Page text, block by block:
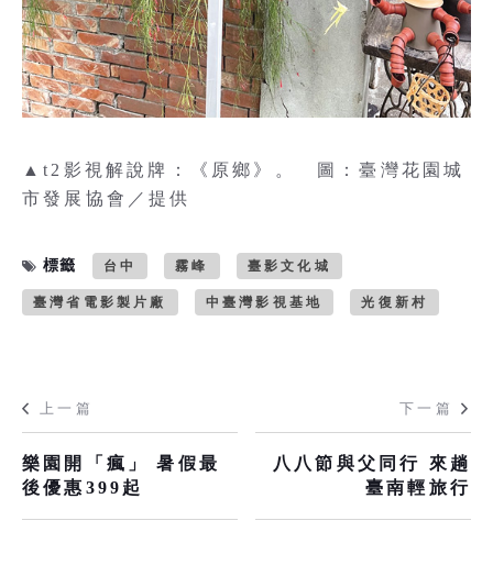
▲t2影視解說牌：《原鄉》。 圖：臺灣花園城
市發展協會／提供
標籤 台中 霧峰 臺影文化城
臺灣省電影製片廠 中臺灣影視基地 光復新村
上一篇
樂園開「瘋」 暑假最
後優惠399起
下一篇
八八節與父同行 來趟
臺南輕旅行